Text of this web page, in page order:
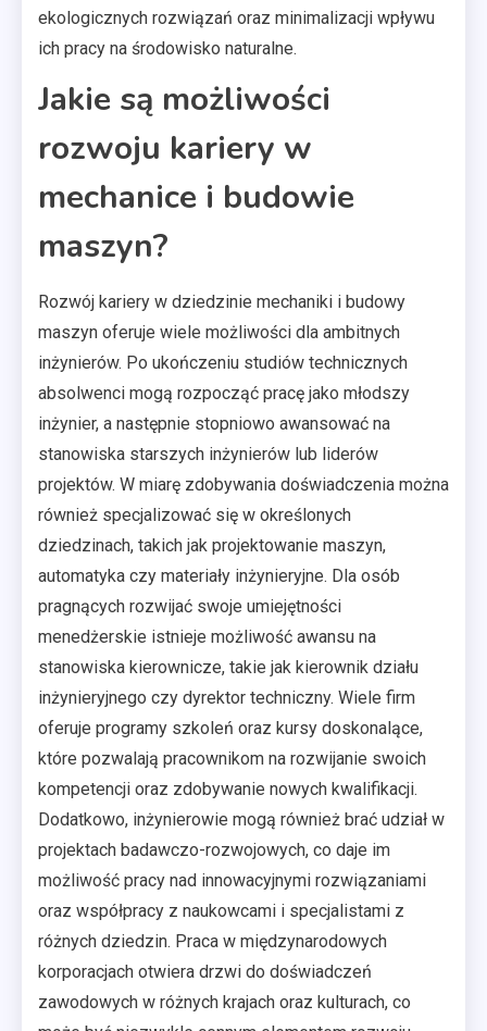
ekologicznych rozwiązań oraz minimalizacji wpływu
ich pracy na środowisko naturalne.
Jakie są możliwości
rozwoju kariery w
mechanice i budowie
maszyn?
Rozwój kariery w dziedzinie mechaniki i budowy
maszyn oferuje wiele możliwości dla ambitnych
inżynierów. Po ukończeniu studiów technicznych
absolwenci mogą rozpocząć pracę jako młodszy
inżynier, a następnie stopniowo awansować na
stanowiska starszych inżynierów lub liderów
projektów. W miarę zdobywania doświadczenia można
również specjalizować się w określonych
dziedzinach, takich jak projektowanie maszyn,
automatyka czy materiały inżynieryjne. Dla osób
pragnących rozwijać swoje umiejętności
menedżerskie istnieje możliwość awansu na
stanowiska kierownicze, takie jak kierownik działu
inżynieryjnego czy dyrektor techniczny. Wiele firm
oferuje programy szkoleń oraz kursy doskonalące,
które pozwalają pracownikom na rozwijanie swoich
kompetencji oraz zdobywanie nowych kwalifikacji.
Dodatkowo, inżynierowie mogą również brać udział w
projektach badawczo-rozwojowych, co daje im
możliwość pracy nad innowacyjnymi rozwiązaniami
oraz współpracy z naukowcami i specjalistami z
różnych dziedzin. Praca w międzynarodowych
korporacjach otwiera drzwi do doświadczeń
zawodowych w różnych krajach oraz kulturach, co